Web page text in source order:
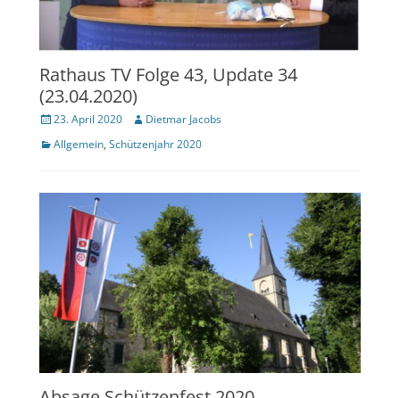
Rathaus TV Folge 43, Update 34
(23.04.2020)
Veröffentlicht
23. April 2020 Author
Dietmar Jacobs
Kategorien
Allgemein, Schützenjahr 2020